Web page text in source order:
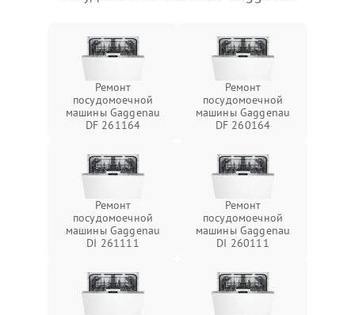
Ремонт
посудомоечной
машины Gaggenau
DF 261164
Ремонт
посудомоечной
машины Gaggenau
DF 260164
Ремонт
посудомоечной
машины Gaggenau
DI 261111
Ремонт
посудомоечной
машины Gaggenau
DI 260111